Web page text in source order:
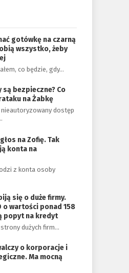
gotówkę na czarną
wszystko, żeby
co będzie, gdy…
są bezpieczne? Co
na Żabkę
nieautoryzowany dostęp
na Zofię. Tak
konta na
z konta osoby
się o duże firmy.
o wartości ponad 158
popyt na kredyt
dużych firm…
o korporacje i
Ma mocną